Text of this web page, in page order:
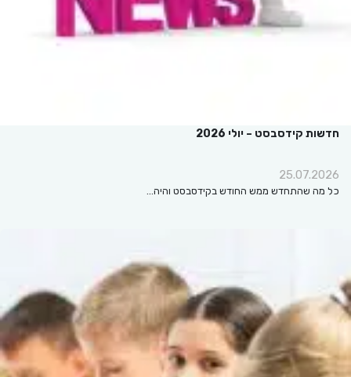
חדשות קידסבסט – יולי 2026
25.07.2026
כל מה שהתחדש ממש החודש בקידסבסט והיה…